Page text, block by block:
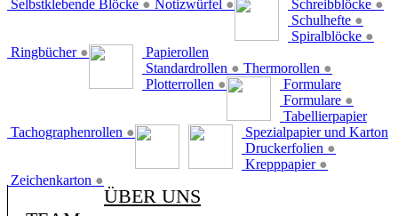
Selbstklebende Blöcke ● Notizwürfel ●
Schreibblöcke ●
Schulhefte ●
Spiralblöcke ●
Ringbücher ●
Papierollen
Standardrollen ● Thermorollen ●
Plotterrollen ●
Formulare
Formulare ●
Tachographenrollen ●
Tabellierpapier
Spezialpapier und Karton
Druckerfolien ●
Krepppapier ●
Zeichenkarton ●
ÜBER UNS